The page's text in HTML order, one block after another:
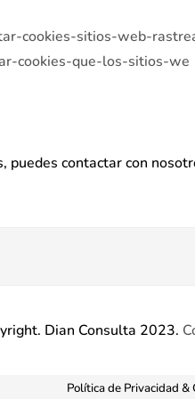
cookies-sitios-web-
cookies-que-los-sitios-we
contactar con
Dian Consulta 2023.
Política de Privacidad &